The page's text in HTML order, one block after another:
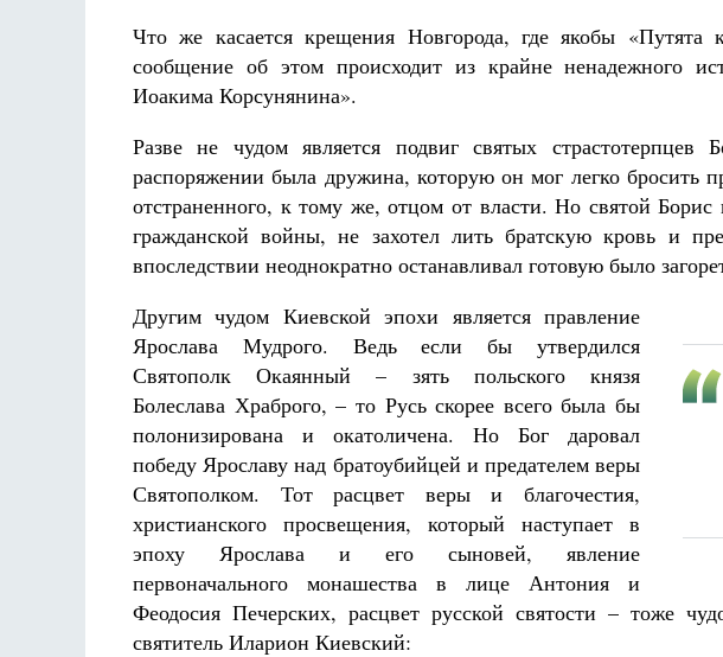
Что же касается крещения Новгорода, где якобы
сообщение об этом происходит из крайне ненадежного
Иоакима Корсунянина».
Разве не чудом является подвиг святых
распоряжении была дружина, которую он мог легко бросить
отстраненного, к тому же, отцом от власти. Но святой Борис
гражданской войны, не захотел лить братскую кровь и
впоследствии неоднократно останавливал готовую было
Другим чудом Киевской эпохи является правление
Ярослава Мудрого. Ведь если бы утвердился
Святополк Окаянный – зять польского князя
Болеслава Храброго, – то Русь скорее всего была бы
полонизирована и окатоличена. Но Бог даровал
победу Ярославу над братоубийцей и предателем веры
Святополком. Тот расцвет веры и благочестия,
христианского просвещения, который наступает в
эпоху Ярослава и его сыновей, явление
первоначального монашества в лице Антония и
Феодосия Печерских, расцвет русской святости – тоже
святитель Иларион Киевский: